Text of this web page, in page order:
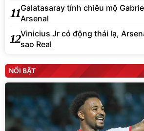
11Galatasaray tính chiêu mộ
Arsenal
12Vinicius Jr có động thái lạ,
sao Real
NỔI BẬT